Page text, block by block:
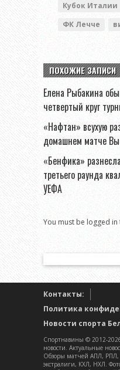
Кубок Италии
ФК Лечче
ПОХОЖИЕ ЗАПИСИ
Елена Рыбакина
четвертый круг
«Нафтан» всухую
домашнем матче
«Бенфика»
третьего раунда
УЕФА
You must be logged
Контакты:
Политика
Новости спорта
Спортнавины © 2012-
новости. Актуальные
Обзоры матчей АПЛ,
экстралиги, КХЛ, НХЛ.